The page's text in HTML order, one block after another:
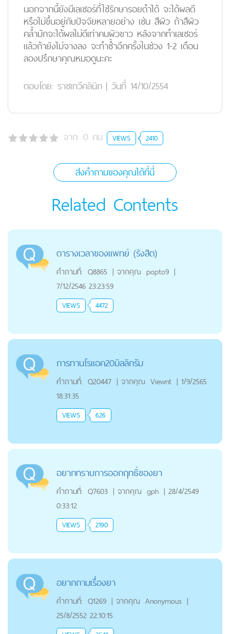
นอกจากนี้ยังมีเลเซอร์ที่ใช้รักษารอยดำได้ จะได้ผลดี
หรือไม่ขึ้นอยู่กับปัจจัยหลายอย่าง เช่น สีผิว ถ้าสีผิว
คล้ำมักจะได้ผลไม่ดีเท่าคนผิวขาว หลังจากทำเลเซอร์
แล้วถ้ายังไม่จางลง จะทำซ้ำอีกครั้งในช่วง 1-2 เดือน
ลองปรึกษาคุณหมอดูนะคะ
ตอบโดย: ราชเทวีคลินิก | วันที่ 14/10/2554
จาก: 0 คน VIEWS 2410
ส่งคำถามของคุณได้ที่นี่
Related Contents
ตารางเวลาของแพทย์ (รังสิต)
คำถามที่: Q8865 | จากคุณ popto9 |
7/12/2546 23:23:59
VIEWS 4472
การทานโรแอค20มิลลิกรัม
คำถามที่: Q20447 | จากคุณ Viewnt | 1/9/2565
18:31:35
VIEWS 626
อยากทราบการออกฤทธิ์ของยา
คำถามที่: Q7603 | จากคุณ gph | 28/4/2549
0:33:12
VIEWS 2190
อยากถามเรื่องยา
คำถามที่: Q1269 | จากคุณ Anonymous |
25/8/2552 22:10:15